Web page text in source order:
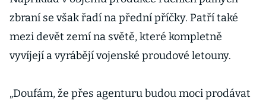
zbraní se však řadí na přední příčky. Patří také
mezi devět zemí na světě, které kompletně
vyvíjejí a vyrábějí vojenské proudové letouny.
„Doufám, že přes agenturu budou moci prodávat